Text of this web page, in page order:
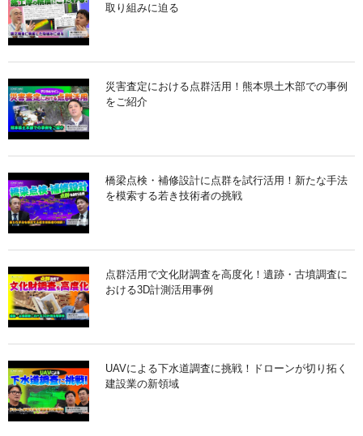
取り組みに迫る
災害査定における点群活用！熊本県土木部での事例
をご紹介
橋梁点検・補修設計に点群を試行活用！新たな手法
を模索する若き技術者の挑戦
点群活用で文化財調査を高度化！遺跡・古墳調査に
おける3D計測活用事例
UAVによる下水道調査に挑戦！ドローンが切り拓く
建設業の新領域